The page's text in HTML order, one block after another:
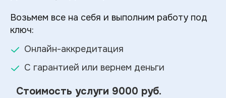
Возьмем все на себя и выполним работу под
ключ:
Онлайн-аккредитация
С гарантией или вернем деньги
Стоимость услуги 9000 руб.